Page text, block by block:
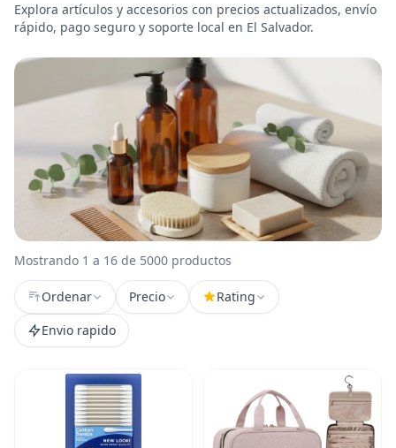
Explora artículos y accesorios con precios actualizados, envío
rápido, pago seguro y soporte local en El Salvador.
Mostrando 1 a 16 de 5000 productos
Ordenar Precio
Rating
Envio rapido